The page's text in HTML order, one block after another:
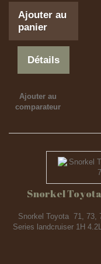
Ajouter au
panier
Détails
Ajouter au
comparateur
Snorkel
Snorkel Toyota 71, 73,
Series landcruiser 1H